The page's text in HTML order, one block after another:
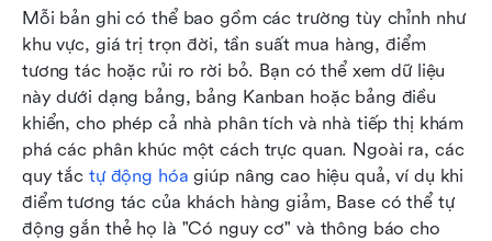
Mỗi bản ghi có thể bao gồm các trường tùy chỉnh như
khu vực, giá trị trọn đời, tần suất mua hàng, điểm
tương tác hoặc rủi ro rời bỏ. Bạn có thể xem dữ liệu
này dưới dạng bảng, bảng Kanban hoặc bảng điều
khiển, cho phép cả nhà phân tích và nhà tiếp thị khám
phá các phân khúc một cách trực quan. Ngoài ra, các
quy tắc tự động hóa giúp nâng cao hiệu quả, ví dụ khi
điểm tương tác của khách hàng giảm, Base có thể tự
động gắn thẻ họ là "Có nguy cơ" và thông báo cho